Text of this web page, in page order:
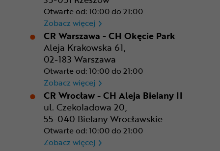
Otwarte od: 10:00 do 21:00
Zobacz więcej CR Rzeszów
CR Warszawa - CH Okęcie Park
Aleja Krakowska 61,
02-183 Warszawa
Otwarte od: 10:00 do 21:00
Zobacz więcej CR Warszawa - CH Okęcie
CR Wrocław - CH Aleja Bielany II
ul. Czekoladowa 20,
55-040 Bielany Wrocławskie
Otwarte od: 10:00 do 21:00
Zobacz więcej CR Wrocław - CH Aleja